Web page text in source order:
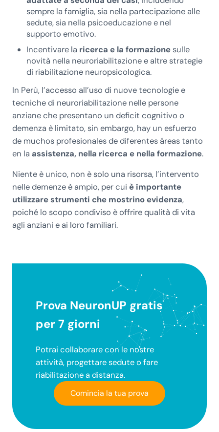
sempre la famiglia, sia nella partecipazione alle
sedute, sia nella psicoeducazione e nel
supporto emotivo.
Incentivare la ricerca e la formazione sulle
novità nella neuroriabilitazione e altre strategie
di riabilitazione neuropsicologica.
In Perù, l’accesso all’uso di nuove tecnologie e
tecniche di neuroriabilitazione nelle persone
anziane che presentano un deficit cognitivo o
demenza è limitato, sin embargo, hay un esfuerzo
de muchos profesionales de diferentes áreas tanto
en la assistenza, nella ricerca e nella formazione.
Niente è unico, non è solo una risorsa, l’intervento
nelle demenze è ampio, per cui è importante
utilizzare strumenti che mostrino evidenza,
poiché lo scopo condiviso è offrire qualità di vita
agli anziani e ai loro familiari.
Prova NeuronUP gratis
per 7 giorni
Potrai collaborare con le nostre
attività, progettare sedute o fare
riabilitazione a distanza.
Comincia la tua prova